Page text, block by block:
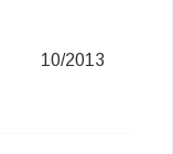
10/2013